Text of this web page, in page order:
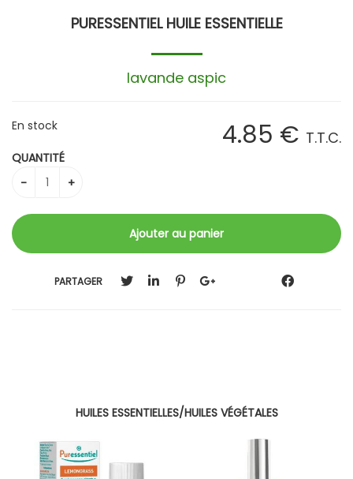
PURESSENTIEL HUILE ESSENTIELLE
lavande aspic
4.85 € T.T.C.
En stock
QUANTITÉ
PARTAGER
HUILES ESSENTIELLES/HUILES VÉGÉTALES